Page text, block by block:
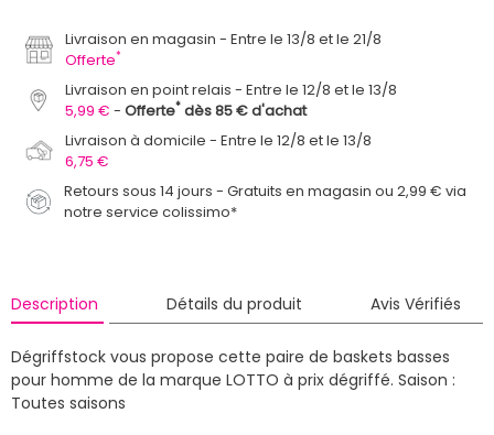
Livraison en magasin
Entre le 13/8 et le 21/8
Offerte*
Livraison en point relais
Entre le 12/8 et le 13/8
5,99 €
Offerte* dès 85 € d'achat
Livraison à domicile
Entre le 12/8 et le 13/8
6,75 €
Retours sous 14 jours - Gratuits en magasin ou 2,99 € via
notre service colissimo*
Description Détails du produit Avis Vérifiés
Dégriffstock vous propose cette paire de baskets basses
pour homme de la marque LOTTO à prix dégriffé. Saison :
Toutes saisons